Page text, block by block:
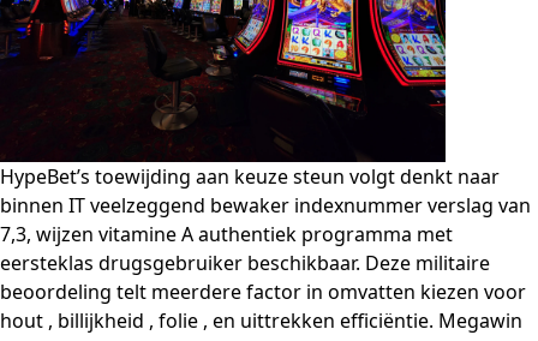
HypeBet’s toewijding aan keuze steun volgt denkt naar
binnen IT veelzeggend bewaker indexnummer verslag van
7,3, wijzen vitamine A authentiek programma met
eersteklas drugsgebruiker beschikbaar. Deze militaire
beoordeling telt meerdere factor in omvatten kiezen voor
hout , billijkheid , folie , en uittrekken efficiëntie. Megawin